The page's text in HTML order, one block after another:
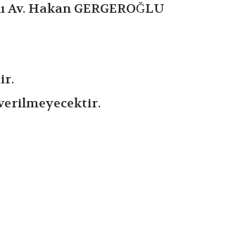
Hakan GERGEROĞLU